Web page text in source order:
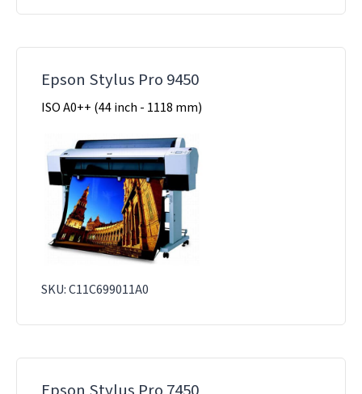
Epson Stylus Pro 9450
ISO A0++ (44 inch - 1118 mm)
SKU: C11C699011A0